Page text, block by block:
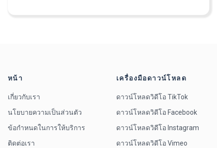
หน้า
เกี่ยวกับเรา
นโยบายความเป็นส่วนตัว
ข้อกำหนดในการให้บริการ
ติดต่อเรา
เครื่องมือดาวน์โหลด
ดาวน์โหลดวิดีโอ TikTok
ดาวน์โหลดวิดีโอ Facebook
ดาวน์โหลดวิดีโอ Instagram
ดาวน์โหลดวิดีโอ Vimeo